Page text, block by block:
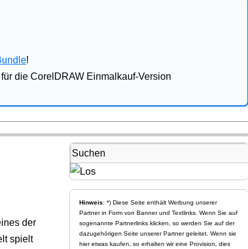
!
die CorelDRAW Einmalkauf-Version
der
spielt
Hinweis: *) Diese Seite enthält Werbung unserer
Partner in Form von Banner und Textlinks. Wenn Sie auf
sogenannte Partnerlinks klicken, so werden Sie auf der
dazugehörigen Seite unserer Partner geleitet. Wenn sie
hier etwas kaufen, so erhalten wir eine Provision, dies